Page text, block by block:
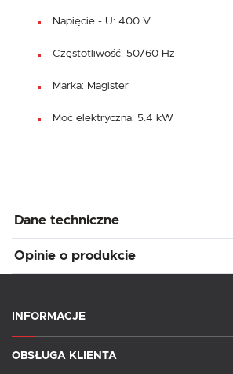
Napięcie - U: 400 V
Częstotliwość: 50/60 Hz
Marka: Magister
Moc elektryczna: 5.4 kW
Dane techniczne
Opinie o produkcie
INFORMACJE
OBSŁUGA KLIENTA